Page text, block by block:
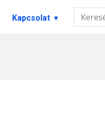
Kapcsolat